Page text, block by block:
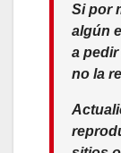
Si por
algún
a
no la